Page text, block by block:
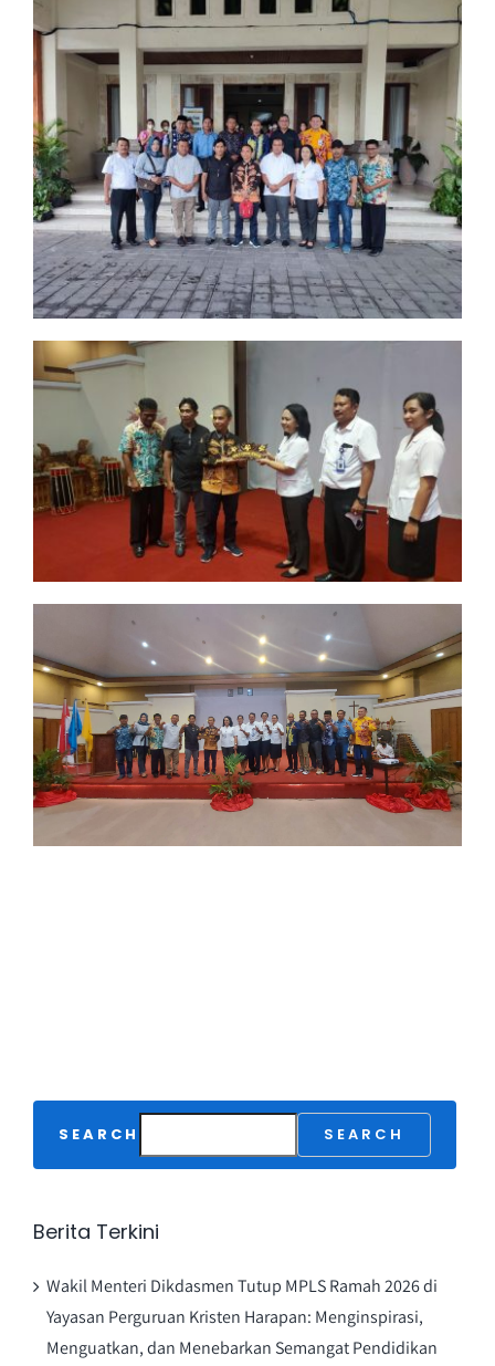
SEARCH SEARCH
Berita Terkini
Wakil Menteri Dikdasmen Tutup MPLS Ramah 2026 di
Yayasan Perguruan Kristen Harapan: Menginspirasi,
Menguatkan, dan Menebarkan Semangat Pendidikan